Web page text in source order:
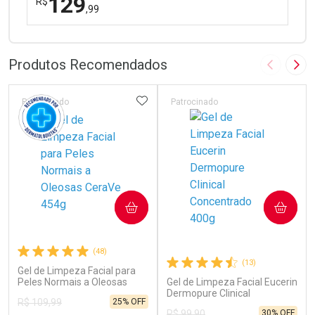
,99
Dermaclub
Ativar Desconto
Por R$ 129,99/cada
Por Menos
Por R$ 129,99/cada
Produtos Recomendados Imagem
(48)
Gel de Limpeza Facial para
Peles Normais a Oleosas
Patrocinado
R$ 109,99
25% OFF
ADICIONAR AOS FAVORITOS
COMPRAR
(13)
Gel de Limpeza Facial Eucerin
Dermopure Clinical
Patrocinado
30% OFF
COMPRAR